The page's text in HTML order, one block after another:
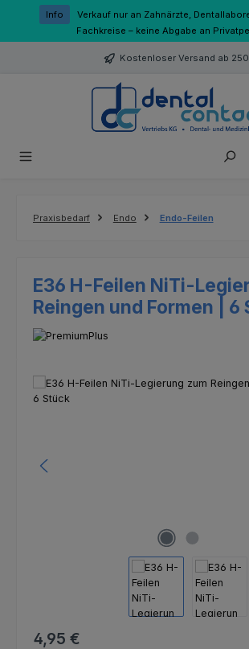
Zum Hauptinhalt springen
Info
Verkauf nur an Zahnärzte,
Fachkreise – keine Abgabe an
Kostenloser Versand ab
Praxisbedarf Endo Endo-Feilen
E36 H-Feilen NiTi-
Reingen und Formen | 6
Bildergalerie überspringen
Regulärer Preis:
4,95 €